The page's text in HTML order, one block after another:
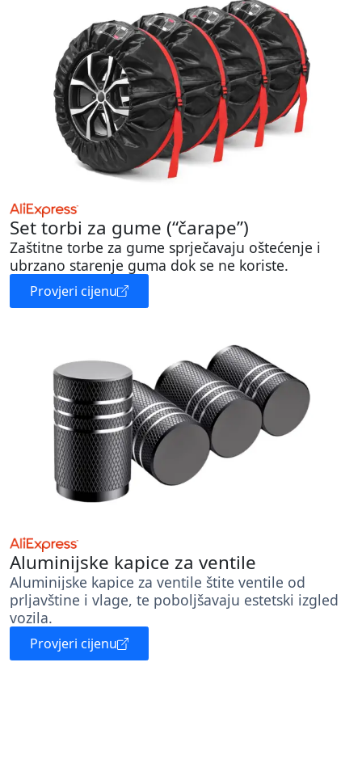
Set torbi za gume (“čarape”)
Zaštitne torbe za gume sprječavaju oštećenje i
ubrzano starenje guma dok se ne koriste.
Provjeri cijenu
Aluminijske kapice za ventile
Aluminijske kapice za ventile štite ventile od
prljavštine i vlage, te poboljšavaju estetski izgled
vozila.
Provjeri cijenu